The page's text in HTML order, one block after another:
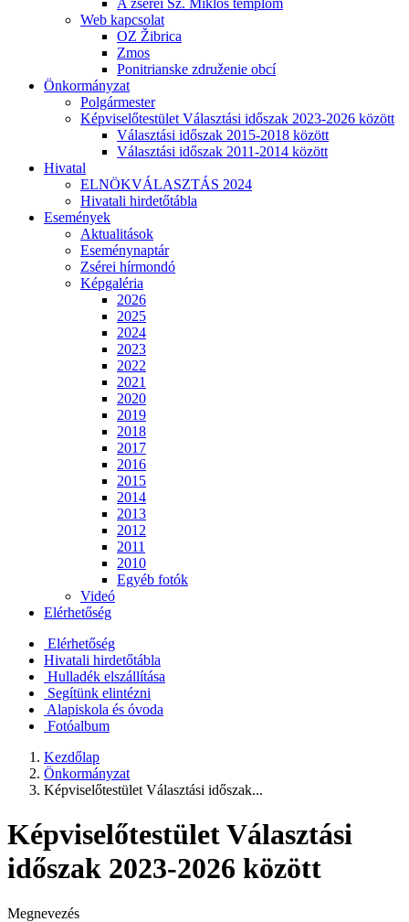
A zsérei Sz. Miklós templom
Web kapcsolat
OZ Žibrica
Zmos
Ponitrianske združenie obcí
Önkormányzat
Polgármester
Képviselőtestület Választási időszak 2023-2026 között
Választási időszak 2015-2018 között
Választási időszak 2011-2014 között
Hivatal
ELNÖKVÁLASZTÁS 2024
Hivatali hirdetőtábla
Események
Aktualitások
Eseménynaptár
Zsérei hírmondó
Képgaléria
2026
2025
2024
2023
2022
2021
2020
2019
2018
2017
2016
2015
2014
2013
2012
2011
2010
Egyéb fotók
Videó
Elérhetőség
Elérhetőség
Hivatali hirdetőtábla
Hulladék elszállítása
Segítünk elintézni
Alapiskola és óvoda
Fotóalbum
Kezdőlap
Önkormányzat
Képviselőtestület Választási időszak...
Képviselőtestület Választási
időszak 2023-2026 között
Megnevezés